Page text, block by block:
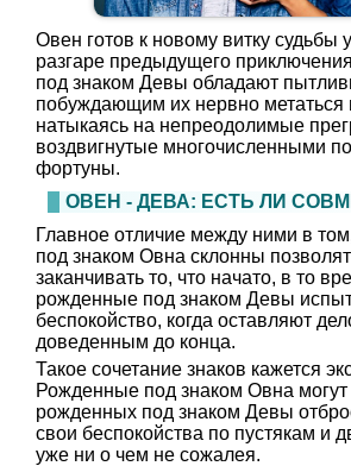
Овен готов к новому витку судьбы
разгаре предыдущего
под знаком Девы обладают
побуждающим их нервно метаться
натыкаясь на непреодолимые
воздвигнутые многочисленными
фортуны.
ОВЕН - ДЕВА: ЕСТЬ ЛИ
Главное отличие между ними в
под знаком Овна склонны
заканчивать то, что начато, в то
рожденные под знаком Девы
беспокойство, когда оставляют
доведенным до конца.
Такое сочетание знаков кажется
Рожденные под знаком Овна могут
рожденных под знаком Девы
свои беспокойства по пустякам и
уже ни о чем не сожалея.